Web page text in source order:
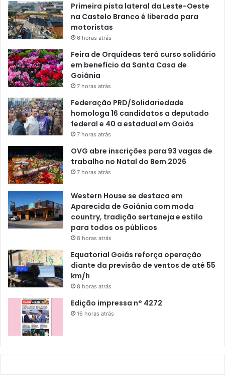
Primeira pista lateral da Leste-Oeste
na Castelo Branco é liberada para
motoristas
6 horas atrás
Feira de Orquídeas terá curso solidário
em benefício da Santa Casa de
Goiânia
7 horas atrás
Federação PRD/Solidariedade
homologa 16 candidatos a deputado
federal e 40 a estadual em Goiás
7 horas atrás
OVG abre inscrições para 93 vagas de
trabalho no Natal do Bem 2026
7 horas atrás
Western House se destaca em
Aparecida de Goiânia com moda
country, tradição sertaneja e estilo
para todos os públicos
8 horas atrás
Equatorial Goiás reforça operação
diante da previsão de ventos de até 55
km/h
8 horas atrás
Edição impressa n° 4272
16 horas atrás